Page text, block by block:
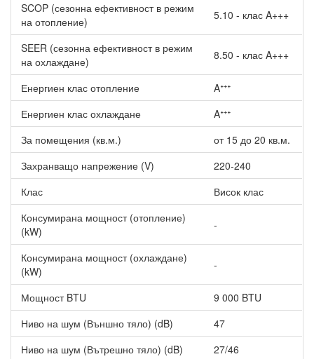
Понижава вероятността от поява на гъбички, чрез
плазмоклъстерните йони.
Изсушава вътрешността на уреда.
Получавате по-здравословен въздух.
Сензор за присъствие наИнверторен климатик Bosch
CLC8001i-W25ET/CLC8001i-25E Climate 8000i TITANIUM, 9000
BTU, Клас A+++
Сканира помещението и улавя движение.
В рамките на 1 час, ако няма движение, климатикът
активира ЕСО режим автоматично - спестява енергия.
WiFi управление
Вграденото WiFi управление за контрол на климатика от
всяка точка на света.
Може да контролирате температурата в дома
си,режимите на работа, посоката на въздушната струя.
Други характеристики на Инверторен климатик Bosch
CLC8001i-W25ET/CLC8001i-25E Climate 8000i TITANIUM,
9000 BTU, Клас A+++
3D въздушен поток
Контрол на посоката на въздушния поток - вертикална
SCOP (сезонна ефективност в режим
на отопление)
5.10 - клас A+++
SEER (сезонна ефективност в режим
на охлаждане)
8.50 - клас A+++
Енергиен клас отопление
Aᐩᐩᐩ
Енергиен клас охлаждане
Aᐩᐩᐩ
За помещения (кв.м.)
от 15 до 20 кв.м.
Захранващо напрежение (V)
220-240
Клас
Висок клас
Консумирана мощност (отопление)
(kW)
-
Консумирана мощност (охлаждане)
(kW)
-
Мощност BTU
9 000 BTU
Ниво на шум (Външно тяло) (dB)
47
Ниво на шум (Вътрешно тяло) (dB)
27/46